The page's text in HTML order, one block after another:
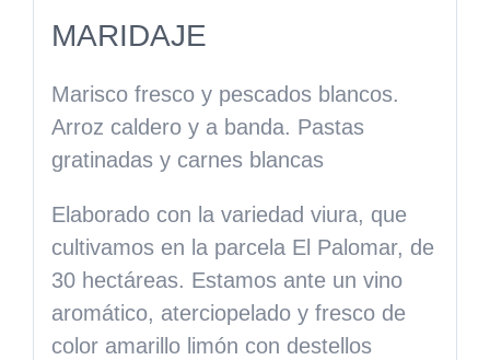
MARIDAJE
Marisco fresco y pescados blancos.
Arroz caldero y a banda. Pastas
gratinadas y carnes blancas
Elaborado con la variedad viura, que
cultivamos en la parcela El Palomar, de
30 hectáreas. Estamos ante un vino
aromático, aterciopelado y fresco de
color amarillo limón con destellos